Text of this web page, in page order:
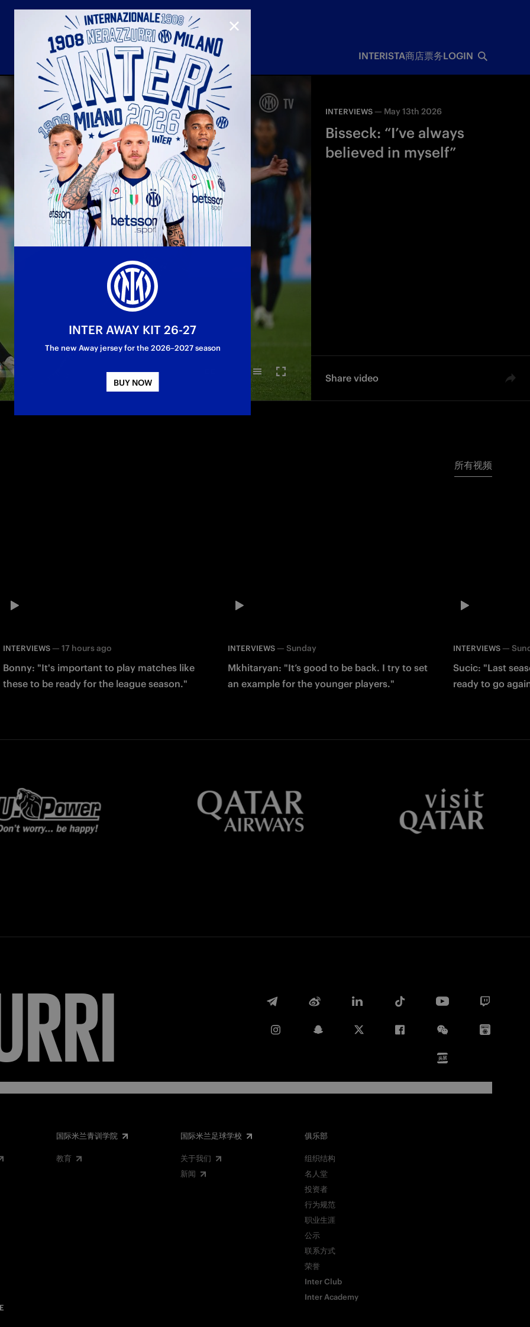
Youth sector
合作伙伴
国际米兰俱乐部
国际米兰青训学院
Matchday programme
INTERISTA商店票务
Hospitality
Hospitality Virtual Tour
Away matches
Parking
LOGIN
INTERVIEWS — May 13th 2026
Bisseck: “I’ve always
believed in myself”
Share video
所有视频
INTERVIEWS— 17 hours ago
Bonny: "It's important to play matches like
these to be ready for the league season."
INTERVIEWS —Sunday
Mkhitaryan: "It’s good to be back. I try to set
an example for the younger players."
INTERVIEWS—
Sucic: "Last
ready to go
国际米兰青训学院
教育
国际米兰足球学校
关于我们
新闻
俱乐部
组织结构
名人堂
投资者
行为规范
职业生涯
公示
联系方式
荣誉
Inter Club
Inter Academy
CLOSE
INTER AWAY KIT 26-27
The new Away jersey for the 2026–2027 season
BUY NOW